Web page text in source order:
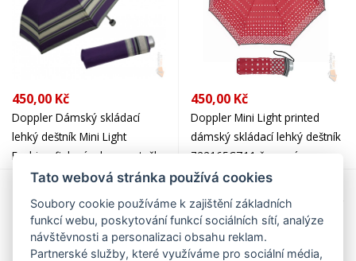
450,00 Kč
Doppler Dámský skládací
lehký deštník Mini Light
Fashion fialový s lemem tečky
722165CZ21
450,00 Kč
Doppler Mini Light printed
dámský skládací lehký deštník
722165CZ11 červený
Tato webová stránka používá cookies
Soubory cookie používáme k zajištění základních
funkcí webu, poskytování funkcí sociálních sítí, analýze
návštěvnosti a personalizaci obsahu reklam.
Partnerské služby, které využíváme pro sociální média,